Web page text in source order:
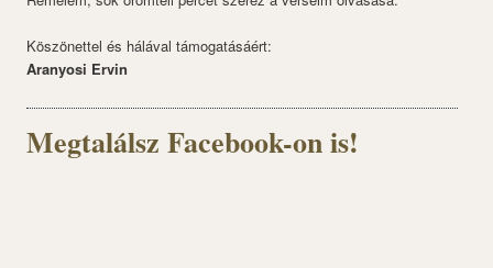
Köszönettel és hálával támogatásáért:
Aranyosi Ervin
Megtalálsz Facebook-on is!